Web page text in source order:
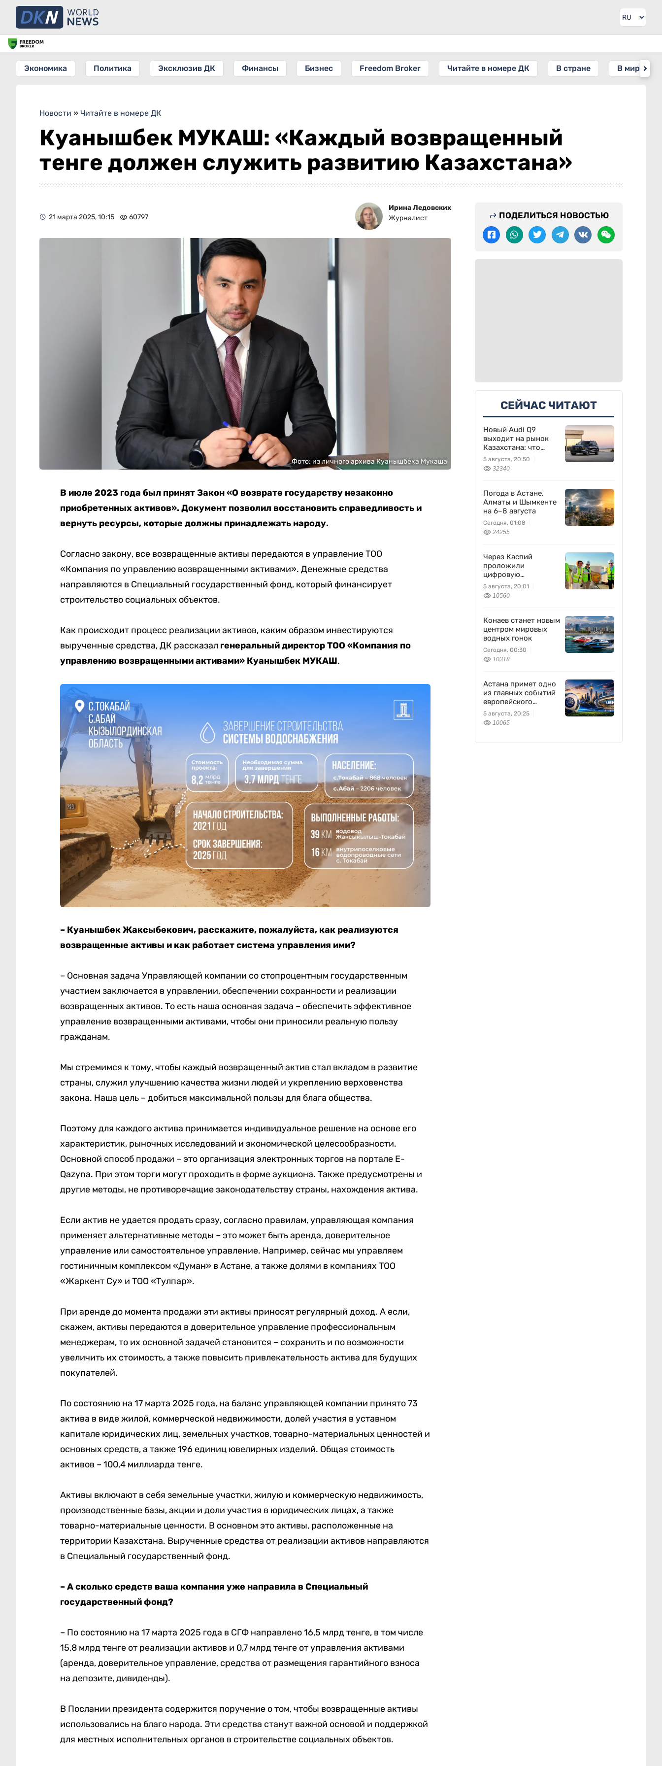
Экономика Политика Эксклюзив ДК Финансы Бизнес Freedom Broker Читайте в номере ДК В стране В мире
Новости » Читайте в номере ДК
Куанышбек МУКАШ: «Каждый возвращенный
тенге должен служить развитию Казахстана»
21 марта 2025, 10:15 60797
Ирина Ледовских
Журналист
Фото: из личного архива Куанышбека Мукаша
В июле 2023 года был принят Закон «О возврате государству незаконно
приобретенных активов». Документ позволил восстановить справедливость и
вернуть ресурсы, которые должны принадлежать народу.
Согласно закону, все возвращенные активы передаются в управление ТОО
«Компания по управлению возвращенными активами». Денежные средства
направляются в Специальный государственный фонд, который финансирует
строительство социальных объектов.
Как происходит процесс реализации активов, каким образом инвестируются
вырученные средства, ДК рассказал генеральный директор ТОО «Компания по
управлению возвращенными активами» Куанышбек МУКАШ.
– Куанышбек Жаксыбекович, расскажите, пожалуйста, как реализуются
возвращенные активы и как работает система управления ими?
– Основная задача Управляющей компании со стопроцентным государственным
участием заключается в управлении, обеспечении сохранности и реализации
возвращенных активов. То есть наша основная задача – обеспечить эффективное
управление возвращенными активами, чтобы они приносили реальную пользу
гражданам.
Мы стремимся к тому, чтобы каждый возвращенный актив стал вкладом в развитие
страны, служил улучшению качества жизни людей и укреплению верховенства
закона. Наша цель – добиться максимальной пользы для блага общества.
Поэтому для каждого актива принимается индивидуальное решение на основе его
характеристик, рыночных исследований и экономической целесообразности.
Основной способ продажи – это организация электронных торгов на портале E-
Qazyna. При этом торги могут проходить в форме аукциона. Также предусмотрены и
другие методы, не противоречащие законодательству страны, нахождения актива.
Если актив не удается продать сразу, согласно правилам, управляющая компания
применяет альтернативные методы – это может быть аренда, доверительное
управление или самостоятельное управление. Например, сейчас мы управляем
гостиничным комплексом «Думан» в Астане, а также долями в компаниях ТОО
«Жаркент Су» и ТОО «Тулпар».
При аренде до момента продажи эти активы приносят регулярный доход. А если,
скажем, активы передаются в доверительное управление профессиональным
менеджерам, то их основной задачей становится – сохранить и по возможности
увеличить их стоимость, а также повысить привлекательность актива для будущих
покупателей.
По состоянию на 17 марта 2025 года, на баланс управляющей компании принято 73
актива в виде жилой, коммерческой недвижимости, долей участия в уставном
капитале юридических лиц, земельных участков, товарно-материальных ценностей и
основных средств, а также 196 единиц ювелирных изделий. Общая стоимость
активов – 100,4 миллиарда тенге.
Активы включают в себя земельные участки, жилую и коммерческую недвижимость,
производственные базы, акции и доли участия в юридических лицах, а также
товарно-материальные ценности. В основном это активы, расположенные на
территории Казахстана. Вырученные средства от реализации активов направляются
в Специальный государственный фонд.
– А сколько средств ваша компания уже направила в Специальный
государственный фонд?
– По состоянию на 17 марта 2025 года в СГФ направлено 16,5 млрд тенге, в том числе
15,8 млрд тенге от реализации активов и 0,7 млрд тенге от управления активами
(аренда, доверительное управление, средства от размещения гарантийного взноса
на депозите, дивиденды).
В Послании президента содержится поручение о том, чтобы возвращенные активы
использовались на благо народа. Эти средства станут важной основой и поддержкой
для местных исполнительных органов в строительстве социальных объектов.
ПОДЕЛИТЬСЯ НОВОСТЬЮ
СЕЙЧАС ЧИТАЮТ
Новый Audi Q9
выходит на рынок
Казахстана: что
известно
5 августа, 20:50
32340
Погода в Астане,
Алматы и Шымкенте
на 6–8 августа
Сегодня, 01:08
24255
Через Каспий
проложили
цифровую
магистраль: что это
изменит
5 августа, 20:01
10560
Конаев станет новым
центром мировых
водных гонок
Сегодня, 00:30
10318
Астана примет одно
из главных событий
европейского
футбола
5 августа, 20:25
10065